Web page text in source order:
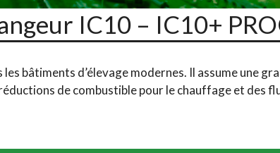
IC10 – IC10+
bâtiments d’élevage modernes. Il assume une
de combustible pour le chauffage et des